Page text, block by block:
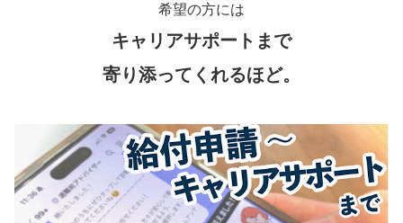
希望の方には
キャリアサポートまで
寄り添ってくれるほど。